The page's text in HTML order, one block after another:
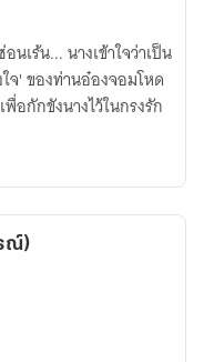
เร้น... นางเข้าใจว่าเป็น
จ' ของท่านอ๋องจอมโหด
อกักขังนางไว้ในกรงรัก
ณ์)